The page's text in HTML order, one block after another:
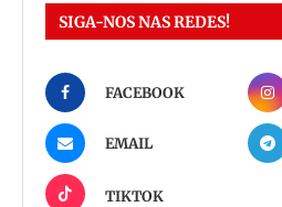
SIGA-NOS NAS REDES!
FACEBOOK
EMAIL
TIKTOK